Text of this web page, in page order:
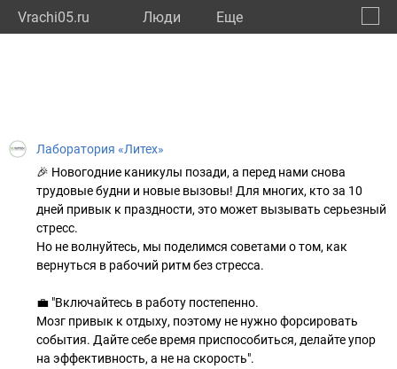
Vrachi05.ru Люди Eще
Лаборатория «Литех»
🎉 Новогодние каникулы позади, а перед нами снова
трудовые будни и новые вызовы! Для многих, кто за 10
дней привык к праздности, это может вызывать серьезный
стресс.
Но не волнуйтесь, мы поделимся советами о том, как
вернуться в рабочий ритм без стресса.
💼 "Включайтесь в работу постепенно.
Мозг привык к отдыху, поэтому не нужно форсировать
события. Дайте себе время приспособиться, делайте упор
на эффективность, а не на скорость".